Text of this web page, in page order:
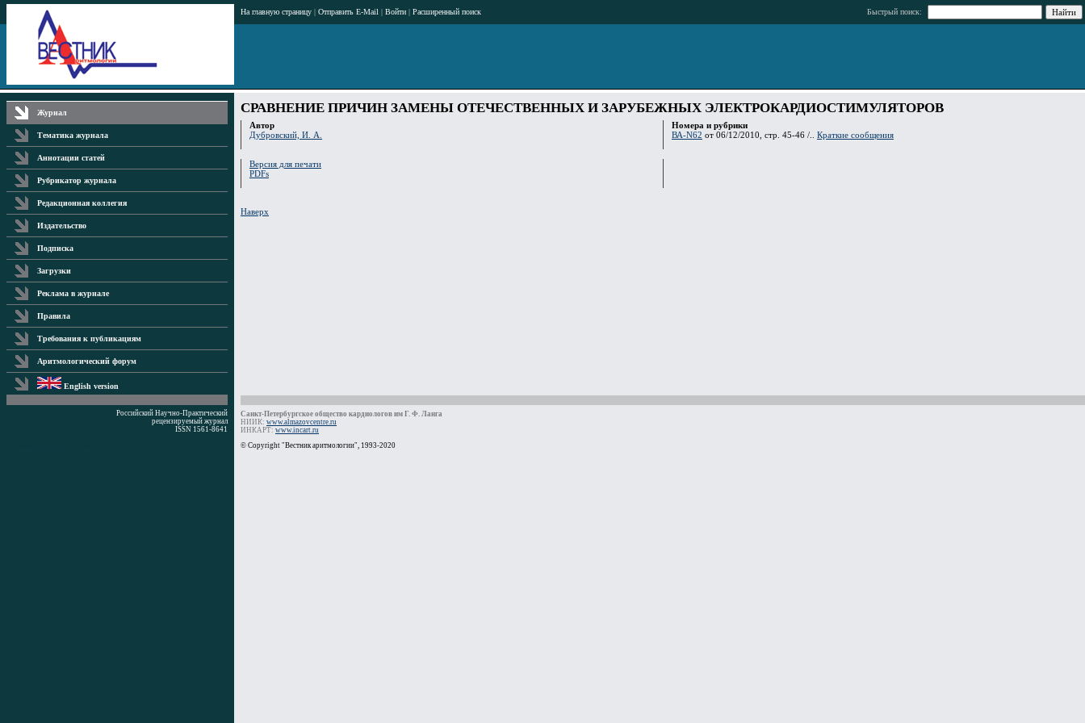
На главную страницу | Отправить E-Mail | Войти | Расширенный поиск Быстрый поиск:
Журнал
Тематика журнала
Аннотации статей
Рубрикатор журнала
Редакционная коллегия
Издательство
Подписка
Загрузки
Реклама в журнале
Правила
Требования к публикациям
Аритмологический форум
English version
СРАВНЕНИЕ ПРИЧИН ЗАМЕНЫ ОТЕЧЕСТВЕННЫХ И ЗАРУБЕЖНЫХ ЭЛЕКТРОКАРДИОСТИМУЛЯТОРОВ
Автор
Дубровский, И. А.
Номера и рубрики
ВА-N62 от 06/12/2010, стр. 45-46 /.. Краткие сообщения
Версия для печати
PDFs
Наверх
Российский Научно-Практический
рецензируемый журнал
ISSN 1561-8641
Санкт-Петербургское общество кардиологов им Г. Ф. Ланга
НИИК: www.almazovcentre.ru
ИНКАРТ: www.incart.ru
© Copyright "Вестник аритмологии", 1993-2020